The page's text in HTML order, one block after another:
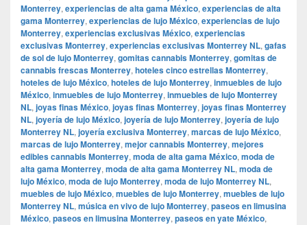
Monterrey, experiencias de alta gama México, experiencias de alta
gama Monterrey, experiencias de lujo México, experiencias de lujo
Monterrey, experiencias exclusivas México, experiencias
exclusivas Monterrey, experiencias exclusivas Monterrey NL, gafas
de sol de lujo Monterrey, gomitas cannabis Monterrey, gomitas de
cannabis frescas Monterrey, hoteles cinco estrellas Monterrey,
hoteles de lujo México, hoteles de lujo Monterrey, inmuebles de lujo
México, inmuebles de lujo Monterrey, inmuebles de lujo Monterrey
NL, joyas finas México, joyas finas Monterrey, joyas finas Monterrey
NL, joyería de lujo México, joyería de lujo Monterrey, joyería de lujo
Monterrey NL, joyería exclusiva Monterrey, marcas de lujo México,
marcas de lujo Monterrey, mejor cannabis Monterrey, mejores
edibles cannabis Monterrey, moda de alta gama México, moda de
alta gama Monterrey, moda de alta gama Monterrey NL, moda de
lujo México, moda de lujo Monterrey, moda de lujo Monterrey NL,
muebles de lujo México, muebles de lujo Monterrey, muebles de lujo
Monterrey NL, música en vivo de lujo Monterrey, paseos en limusina
México, paseos en limusina Monterrey, paseos en yate México,